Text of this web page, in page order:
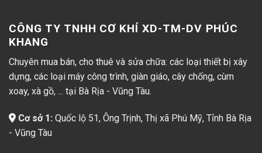
CÔNG TY TNHH CƠ KHÍ XD-TM-DV PHÚC
KHANG
Chuyên mua bán, cho thuê và sửa chữa: các loại thiết bị xây
dựng, các loại máy công trình, giàn giáo, cây chống, cùm
xoay, xà gồ, ... tại Bà Rịa - Vũng Tàu.
Cơ sở 1: Quốc lộ 51, Ông Trịnh, Thị xã Phú Mỹ, Tỉnh Bà Rịa
- Vũng Tàu